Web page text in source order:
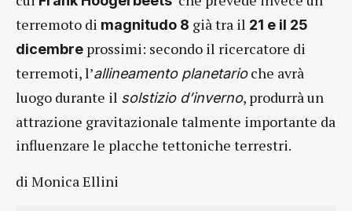
terremoto di magnitudo 8 già tra il 21 e il 25
dicembre prossimi: secondo il ricercatore di
terremoti, l’allineamento planetarioche avrà
luogo durante il solstizio d’inverno, produrrà un
attrazione gravitazionale talmente importante da
influenzare le placche tettoniche terrestri.
di Monica Ellini